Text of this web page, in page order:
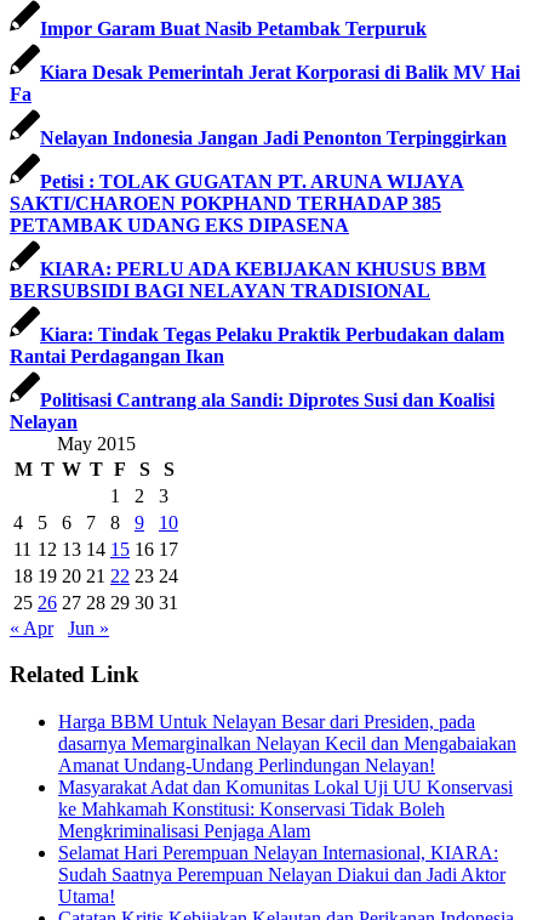
Impor Garam Buat Nasib Petambak Terpuruk
Kiara Desak Pemerintah Jerat Korporasi di Balik MV Hai
Fa
Nelayan Indonesia Jangan Jadi Penonton Terpinggirkan
Petisi : TOLAK GUGATAN PT. ARUNA WIJAYA
SAKTI/CHAROEN POKPHAND TERHADAP 385
PETAMBAK UDANG EKS DIPASENA
KIARA: PERLU ADA KEBIJAKAN KHUSUS BBM
BERSUBSIDI BAGI NELAYAN TRADISIONAL
Kiara: Tindak Tegas Pelaku Praktik Perbudakan dalam
Rantai Perdagangan Ikan
Politisasi Cantrang ala Sandi: Diprotes Susi dan Koalisi
Nelayan
May 2015
M T W T F S
S
1
2
3
4
5 6 7 8 9
10
11 12 13 14 15 16 17
18 19 20 21 22 23 24
25 26 27 28 29 30 31
« Apr
Jun »
Related Link
Harga BBM Untuk Nelayan Besar dari Presiden, pada
dasarnya Memarginalkan Nelayan Kecil dan Mengabaiakan
Amanat Undang-Undang Perlindungan Nelayan!
Masyarakat Adat dan Komunitas Lokal Uji UU Konservasi
ke Mahkamah Konstitusi: Konservasi Tidak Boleh
Mengkriminalisasi Penjaga Alam
Selamat Hari Perempuan Nelayan Internasional, KIARA:
Sudah Saatnya Perempuan Nelayan Diakui dan Jadi Aktor
Utama!